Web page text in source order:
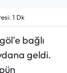
1 Dk
bağlı
geldi.